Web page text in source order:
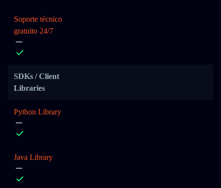
Soporte técnico
gratuito 24/7
SDKs / Client
Libraries
Python Library
Java Library